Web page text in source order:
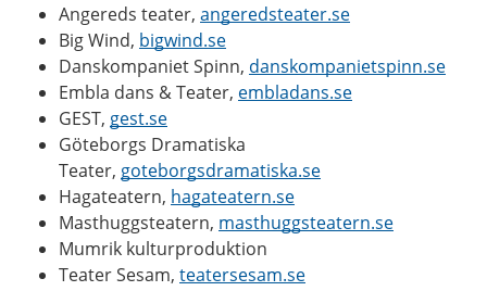
Angereds teater, angeredsteater.se
Big Wind, bigwind.se
Danskompaniet Spinn, danskompanietspinn.se
Embla dans & Teater, embladans.se
GEST, gest.se
Göteborgs Dramatiska
Teater, goteborgsdramatiska.se
Hagateatern, hagateatern.se
Masthuggsteatern, masthuggsteatern.se
Mumrik kulturproduktion
Teater Sesam, teatersesam.se